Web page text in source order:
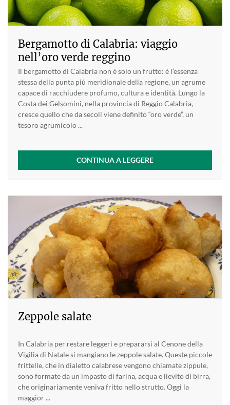
Bergamotto di Calabria: viaggio
nell’oro verde reggino
Il bergamotto di Calabria non è solo un frutto: è l’essenza
stessa della punta più meridionale della regione, un agrume
capace di racchiudere profumo, cultura e identità. Lungo la
Costa dei Gelsomini, nella provincia di Reggio Calabria,
cresce quello che da secoli viene definito “oro verde”, un
tesoro agrumicolo ...
CONTINUA A LEGGERE
Zeppole salate
In Calabria per restare leggeri e prepararsi al Cenone della
Vigilia di Natale si mangiano le zeppole salate. Queste piccole
frittelle, che in dialetto calabrese vengono chiamate zippule,
sono formate da un impasto di farina, acqua e lievito di birra,
che originariamente veniva fritto nello strutto. Oggi la
maggior ...